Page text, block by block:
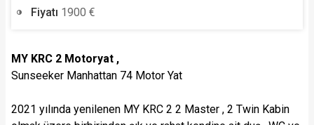
Fiyatı 1900 €
MY KRC 2 Motoryat ,
Sunseeker Manhattan 74 Motor Yat
2021 yılında yenilenen MY KRC 2 2 Master , 2 Twin Kabin